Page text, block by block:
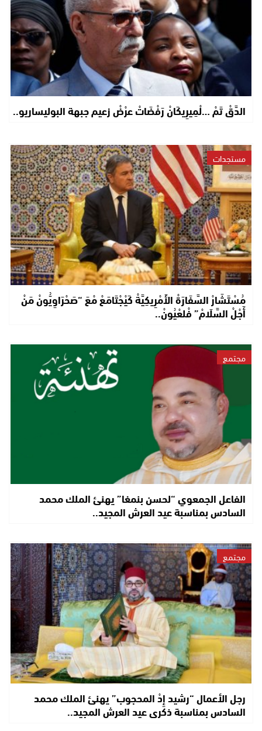
الدَّقْ تَمْ …لْمِيرِيكَانْ رَفْضَاتْ عرْضْ زعيم جبهة البوليساريو..
مستجدات
مُسْتَشَارْ السَّفَارَةْ الأَمْرِيكِيَّةْ كَيْجْتَامَعْ مْعَ “صَحْرَاوِيُّونْ مَنْ
أَجْلْ السَّلَامْ” فْلعْيُونْ..
مجتمع
الفاعل الجمعوي “لحسن بنمغا” يهنئ الملك محمد
السادس بمناسبة عيد العرش المجيد..
مجتمع
رجل الأعمال “رشيد إِدْ المحجوب” يهنئ الملك محمد
السادس بمناسبة ذكرى عيد العرش المجيد..